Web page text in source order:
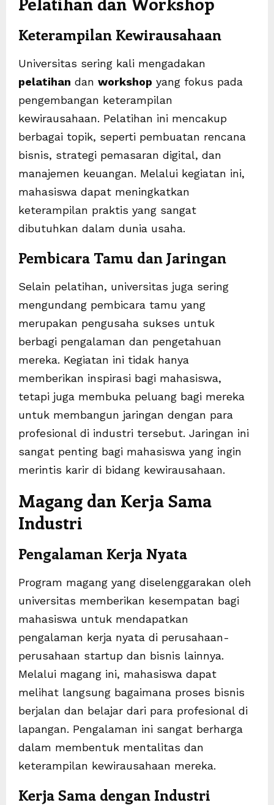
Keterampilan Kewirausahaan
Universitas sering kali mengadakan
pelatihan dan workshop yang fokus pada
pengembangan keterampilan
kewirausahaan. Pelatihan ini mencakup
berbagai topik, seperti pembuatan rencana
bisnis, strategi pemasaran digital, dan
manajemen keuangan. Melalui kegiatan ini,
mahasiswa dapat meningkatkan
keterampilan praktis yang sangat
dibutuhkan dalam dunia usaha.
Pembicara Tamu dan Jaringan
Selain pelatihan, universitas juga sering
mengundang pembicara tamu yang
merupakan pengusaha sukses untuk
berbagi pengalaman dan pengetahuan
mereka. Kegiatan ini tidak hanya
memberikan inspirasi bagi mahasiswa,
tetapi juga membuka peluang bagi mereka
untuk membangun jaringan dengan para
profesional di industri tersebut. Jaringan ini
sangat penting bagi mahasiswa yang ingin
merintis karir di bidang kewirausahaan.
Magang dan Kerja Sama
Industri
Pengalaman Kerja Nyata
Program magang yang diselenggarakan oleh
universitas memberikan kesempatan bagi
mahasiswa untuk mendapatkan
pengalaman kerja nyata di perusahaan-
perusahaan startup dan bisnis lainnya.
Melalui magang ini, mahasiswa dapat
melihat langsung bagaimana proses bisnis
berjalan dan belajar dari para profesional di
lapangan. Pengalaman ini sangat berharga
dalam membentuk mentalitas dan
keterampilan kewirausahaan mereka.
Kerja Sama dengan Industri